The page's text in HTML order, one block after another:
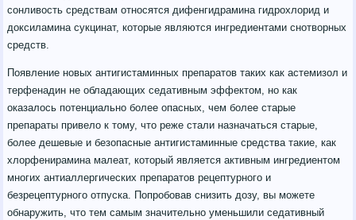
сонливость средствам относятся дифенгидрамина гидрохлорид и
доксиламина сукцинат, которые являются ингредиентами снотворных
средств.
Появление новых антигистаминных препаратов таких как астемизол и
терфенадин не обладающих седативным эффектом, но как
оказалось потенциально более опасных, чем более старые
препараты привело к тому, что реже стали назначаться старые,
более дешевые и безопасные антигистаминные средства такие, как
хлорфенирамина малеат, который является активным ингредиентом
многих антиаллергических препаратов рецептурного и
безрецептурного отпуска. Попробовав снизить дозу, вы можете
обнаружить, что тем самым значительно уменьшили седативный